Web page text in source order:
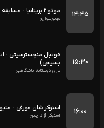
۱۴:۴۵ موتو 2 بریتانیا - مسابقه اصلی
موتورسواری
۱۵:۳۰
فوتبال منچسترسیتی -
بسیجی)
بازی دوستانه باشگاهی
۱۶:۰۰ اسنوکر شان مورفی -
اسنوکر آزاد چین